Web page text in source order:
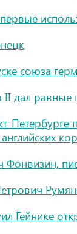
союза
дал равные
Петербурге
Гейнике